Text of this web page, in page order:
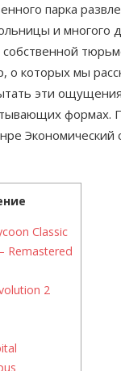
парка
и многого
собственной
о которых мы
эти
формах.
Экономический
Classic
Remastered
2